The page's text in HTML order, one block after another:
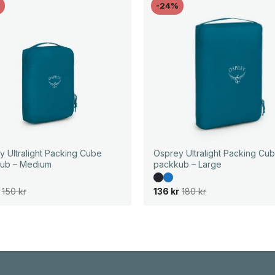
Ultralight Packing Cube
– Medium
150kr
-24%
Osprey Ultralight Packing
packkub – Large
180kr
D
r
136 kr
D
r